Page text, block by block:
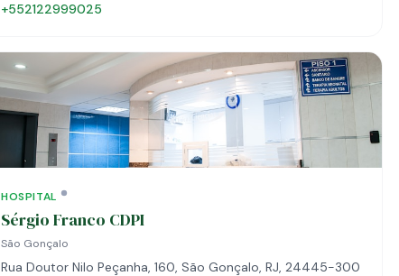
+552122999025
HOSPITAL
Sérgio Franco CDPI
São Gonçalo
Rua Doutor Nilo Peçanha, 160, São Gonçalo, RJ, 24445-300